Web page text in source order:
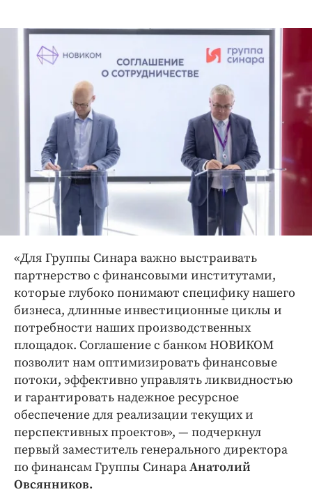
«Для Группы Синара важно выстраивать
партнерство с финансовыми институтами,
которые глубоко понимают специфику нашего
бизнеса, длинные инвестиционные циклы и
потребности наших производственных
площадок. Соглашение с банком НОВИКОМ
позволит нам оптимизировать финансовые
потоки, эффективно управлять ликвидностью
и гарантировать надежное ресурсное
обеспечение для реализации текущих и
перспективных проектов», — подчеркнул
первый заместитель генерального директора
по финансам Группы СинараАнатолий
Овсянников.